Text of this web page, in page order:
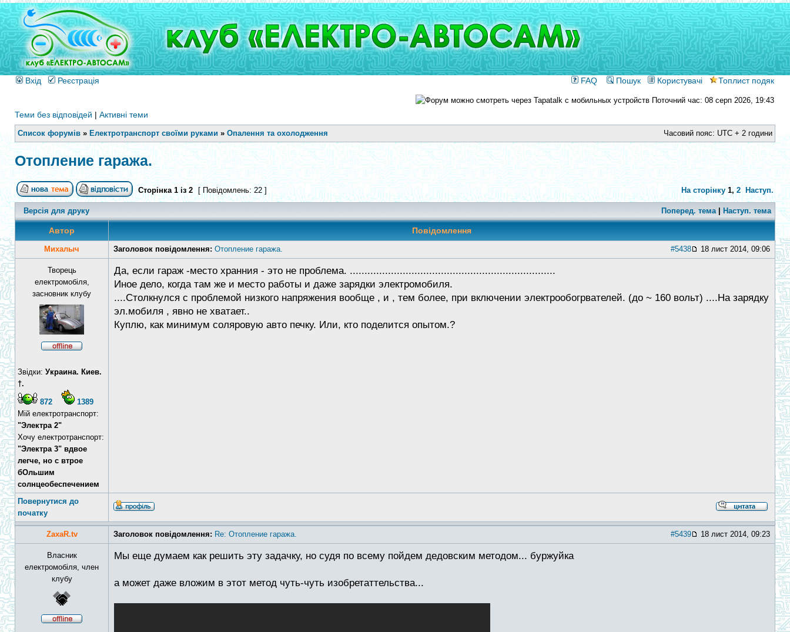
Вхід Реєстрація FAQ Пошук Користувачі Топлист подяк
Поточний час: 08 серп 2026, 19:43
Теми без відповідей | Активні теми
Список форумів » Електротранспорт своїми руками » Опалення та охолодження Часовий пояс: UTC + 2 години
Отопление гаража.
Сторінка1 із 2 [ Повідомлень: 22 ] На сторінку 1,2 Наступ.
Версія для друку Поперед. тема| Наступ. тема
Автор Повідомлення
Михалыч Заголовок повідомлення: Отопление гаража. #5438 18 лист 2014, 09:06
Творець
електромобіля,
засновник клубу
Звідки: Украина. Киев.
†.
872
1389
Мій електротранспорт:
"Электра 2"
Хочу електротранспорт:
"Электра 3" вдвое
легче, но с втрое
бОльшим
солнцеобеспечением
Да, если гараж -место хранния - это не проблема. ......................................................................
Иное дело, когда там же и место работы и даже зарядки электромобиля.
....Столкнулся с проблемой низкого напряжения вообще , и , тем более, при включении электрообогрвателей. (до ~ 160 вольт) ....На зарядку
эл.мобиля , явно не хватает..
Куплю, как минимум соляровую авто печку. Или, кто поделится опытом.?
Повернутися до
початку
ZaxaR.tv Заголовок повідомлення: Re: Отопление гаража. #5439 18 лист 2014, 09:23
Власник
електромобіля, член
клубу
Мы еще думаем как решить эту задачку, но судя по всему пойдем дедовским методом... буржуйка
а может даже вложим в этот метод чуть-чуть изобретаттельства...